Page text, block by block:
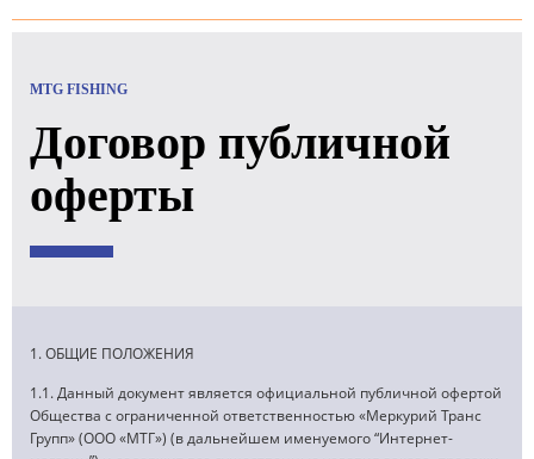
MTG FISHING
Договор публичной
оферты
1. ОБЩИЕ ПОЛОЖЕНИЯ
1.1. Данный документ является официальной публичной офертой
Общества с ограниченной ответственностью «Меркурий Транс
Групп» (ООО «МТГ») (в дальнейшем именуемого “Интернет-